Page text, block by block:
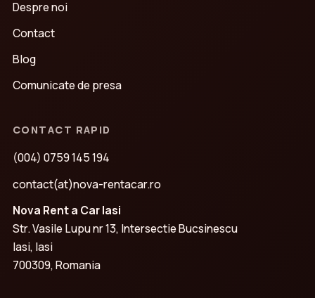
Despre noi
Contact
Blog
Comunicate de presa
CONTACT RAPID
(004) 0759 145 194
contact(at)nova-rentacar.ro
Nova Rent a Car Iasi
Str. Vasile Lupu nr 13, Intersectie Bucsinescu
Iasi, Iasi
700309, Romania